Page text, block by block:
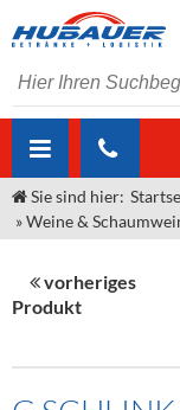
ÜBER UNS
Unser
Kontakt
Angebote
MARKEN &
Sirup
Sie sind hier:
»Weine &
vorheriges
Produkt